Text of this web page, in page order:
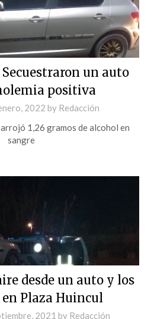
un auto
positiva
2022 by Redacción
1,26 gramos de alcohol en
sangre
desde un auto y los
Plaza Huincul
2021 by Redacción